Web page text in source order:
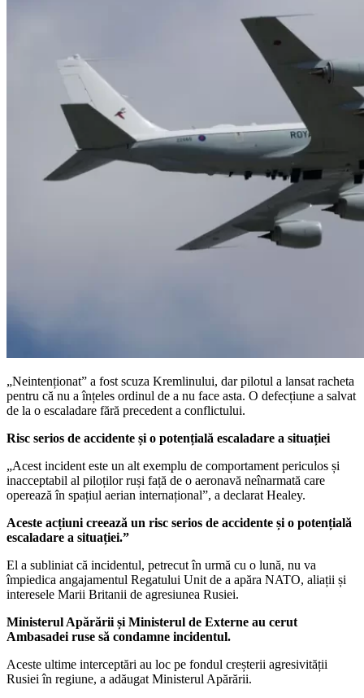
„Neintenționat” a fost scuza Kremlinului, dar pilotul a lansat racheta
pentru că nu a înțeles ordinul de a nu face asta. O defecțiune a salvat
de la o escaladare fără precedent a conflictului.
Risc serios de accidente și o potențială escaladare a situației
„Acest incident este un alt exemplu de comportament periculos și
inacceptabil al piloților ruși față de o aeronavă neînarmată care
operează în spațiul aerian internațional”, a declarat Healey.
Aceste acțiuni creează un risc serios de accidente și o potențială
escaladare a situației.”
El a subliniat că incidentul, petrecut în urmă cu o lună, nu va
împiedica angajamentul Regatului Unit de a apăra NATO, aliații și
interesele Marii Britanii de agresiunea Rusiei.
Ministerul Apărării și Ministerul de Externe au cerut
Ambasadei ruse să condamne incidentul.
Aceste ultime interceptări au loc pe fondul creșterii agresivității
Rusiei în regiune, a adăugat Ministerul Apărării.